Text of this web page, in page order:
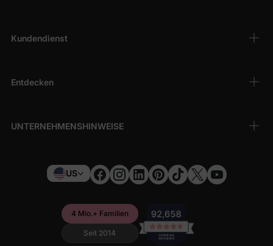
Kundendienst
Entdecken
UNTERNEHMENSHINWEISE
US
4 Mio.+ Familien
Seit 2014